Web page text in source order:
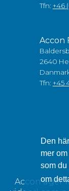
Den
mer
som du
om
Tfn: +46
Accon
2640
Tfn: +45
Accon äger